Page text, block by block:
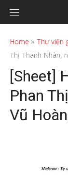
Home » Thư viện
Thị Thanh Nhàn,
[Sheet]
Phan
Vũ